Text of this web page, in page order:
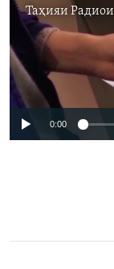
Таҳияи
0:00